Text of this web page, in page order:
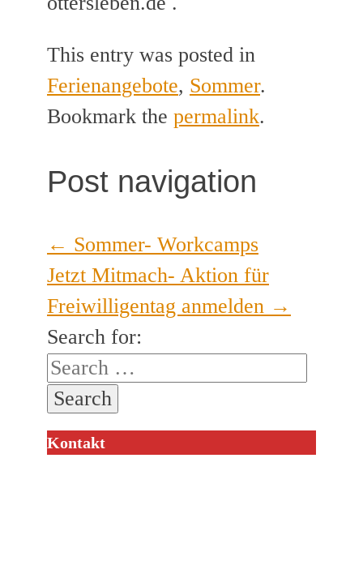
This entry was posted in
Ferienangebote, Sommer.
Bookmark the permalink.
Post navigation
← Sommer- Workcamps
Jetzt Mitmach- Aktion für
Freiwilligentag anmelden →
Search for:
Kontakt